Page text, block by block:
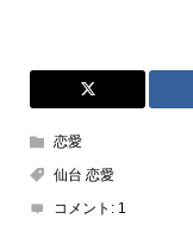
恋愛
仙台 恋愛
コメント: 1